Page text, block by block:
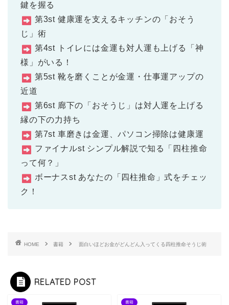
鍵を握る
第3st 健康運を支えるキッチンの「おそう
じ」術
第4st トイレには金運も対人運も上げる「神
様」がいる！
第5st 靴を磨くことが金運・仕事運アップの
近道
第6st 廊下の「おそうじ」は対人運を上げる
縁の下の力持ち
第7st 車磨きは金運、パソコン掃除は健康運
ファイナルst シンプル解説で知る「四柱推命
って何？」
ボーナスst あなたの「四柱推命」式をチェッ
ク！
HOME 書籍 面白いほどお金がどんどん入ってくる四柱推命そうじ術
RELATED POST
書籍 書籍